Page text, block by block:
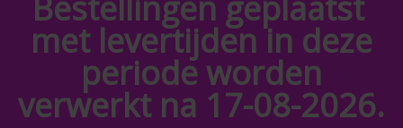
met levertijden in deze
periode worden
verwerkt na 17-08-2026.